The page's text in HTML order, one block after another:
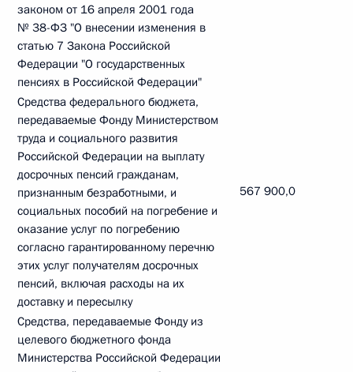
законом от 16 апреля 2001 года
№ 38-ФЗ "О внесении изменения в
статью 7 Закона Российской
Федерации "О государственных
пенсиях в Российской Федерации"
Средства федерального бюджета,
передаваемые Фонду Министерством
труда и социального развития
Российской Федерации на выплату
досрочных пенсий гражданам,
признанным безработными, и
социальных пособий на погребение и
оказание услуг по погребению
согласно гарантированному перечню
этих услуг получателям досрочных
пенсий, включая расходы на их
доставку и пересылку
567 900,0
Средства, передаваемые Фонду из
целевого бюджетного фонда
Министерства Российской Федерации